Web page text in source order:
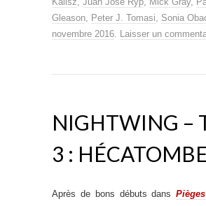
Gleason, Peter J. Tomasi, Sonia
novembre 2016. Laisser un
NIGHTWING –
3 :
Après de bons débuts dans